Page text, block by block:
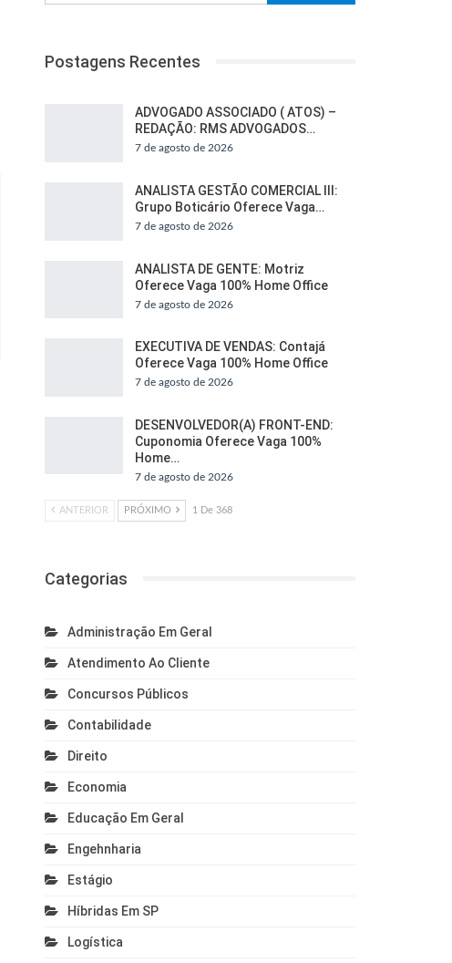
Postagens Recentes
ADVOGADO ASSOCIADO ( ATOS) –
REDAÇÃO: RMS ADVOGADOS…
7 de agosto de 2026
ANALISTA GESTÃO COMERCIAL III:
Grupo Boticário Oferece Vaga…
7 de agosto de 2026
ANALISTA DE GENTE: Motriz
Oferece Vaga 100% Home Office
7 de agosto de 2026
EXECUTIVA DE VENDAS: Contajá
Oferece Vaga 100% Home Office
7 de agosto de 2026
DESENVOLVEDOR(A) FRONT-END:
Cuponomia Oferece Vaga 100%
Home…
7 de agosto de 2026
ANTERIOR PRÓXIMO 1 De 368
Categorias
Administração Em Geral
Atendimento Ao Cliente
Concursos Públicos
Contabilidade
Direito
Economia
Educação Em Geral
Engehnharia
Estágio
Híbridas Em SP
Logística